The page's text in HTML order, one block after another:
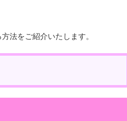
法をご紹介いたします。